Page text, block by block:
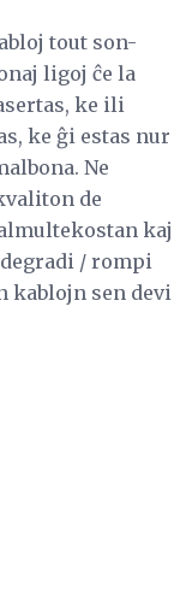
tout son-
ligoj ĉe la
ke ili
ke ĝi estas nur
Ne
de
kaj
/ rompi
kablojn sen devi